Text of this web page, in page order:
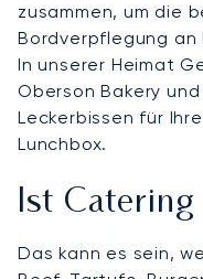
zusammen, um die
Bordverpflegung
In unserer Heimat
Oberson Bakery
Leckerbissen für
Lunchbox.
Ist Catering
Das kann es sein,